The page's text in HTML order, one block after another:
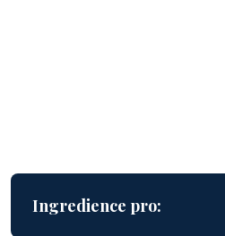
Ingredience pro: